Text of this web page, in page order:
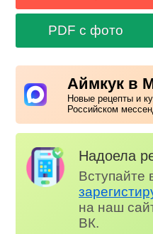
PDF с фото
Аймкук в
Новые рецепты и
Российском
Надоела
Вступайте
на наш
ВК.